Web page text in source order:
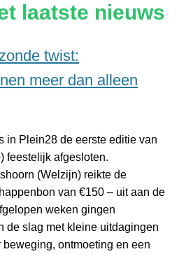
laatste nieuws
twist:
meer dan alleen
in Plein28 de eerste editie van
feestelijk afgesloten.
(Welzijn) reikte de
van €150 – uit aan de
weken gingen
de slag met kleine uitdagingen
ontmoeting en een